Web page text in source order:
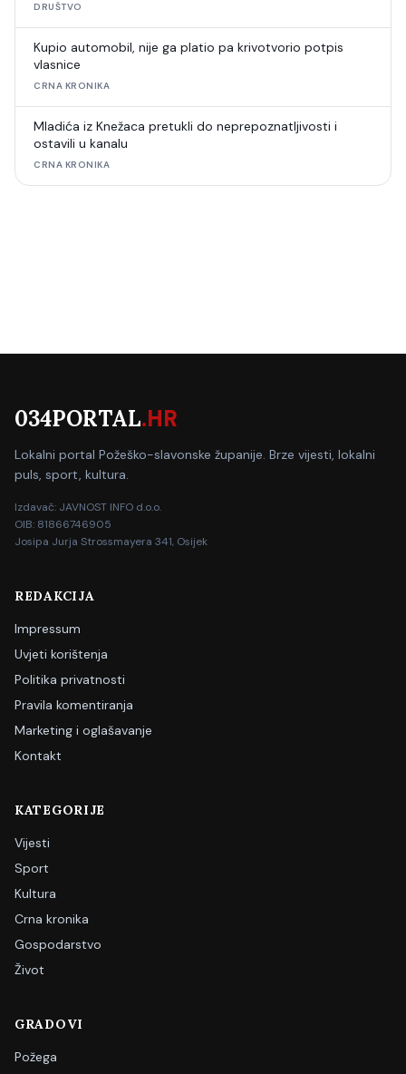
DRUŠTVO
Kupio automobil, nije ga platio pa krivotvorio potpis
vlasnice
CRNA KRONIKA
Mladića iz Knežaca pretukli do neprepoznatljivosti i
ostavili u kanalu
CRNA KRONIKA
034PORTAL.HR
Lokalni portal Požeško-slavonske županije. Brze vijesti, lokalni
puls, sport, kultura.
Izdavač: JAVNOST INFO d.o.o.
OIB: 81866746905
Josipa Jurja Strossmayera 341, Osijek
REDAKCIJA
Impressum
Uvjeti korištenja
Politika privatnosti
Pravila komentiranja
Marketing i oglašavanje
Kontakt
KATEGORIJE
Vijesti
Sport
Kultura
Crna kronika
Gospodarstvo
Život
GRADOVI
Požega